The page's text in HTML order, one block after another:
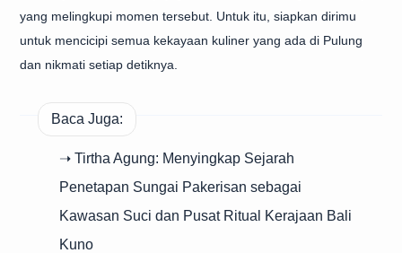
yang melingkupi momen tersebut. Untuk itu, siapkan dirimu
untuk mencicipi semua kekayaan kuliner yang ada di Pulung
dan nikmati setiap detiknya.
Baca Juga:
➝ Tirtha Agung: Menyingkap Sejarah
Penetapan Sungai Pakerisan sebagai
Kawasan Suci dan Pusat Ritual Kerajaan Bali
Kuno